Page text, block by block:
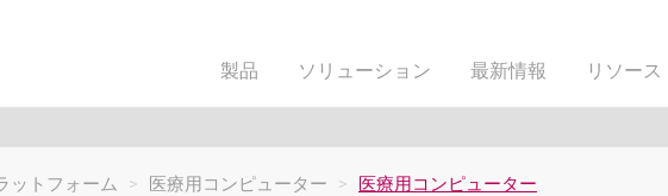
製品 ソリューション 最新情報 リソース
ットフォーム > 医療用コンピューター > 医療用コンピューター